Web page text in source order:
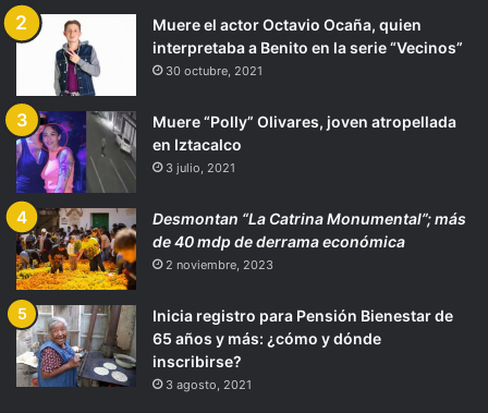
Muere el actor Octavio Ocaña, quien
interpretaba a Benito en la serie “Vecinos”
30 octubre, 2021
Muere “Polly” Olivares, joven atropellada
en Iztacalco
3 julio, 2021
Desmontan “La Catrina Monumental”; más
de 40 mdp de derrama económica
2 noviembre, 2023
Inicia registro para Pensión Bienestar de
65 años y más: ¿cómo y dónde
inscribirse?
3 agosto, 2021